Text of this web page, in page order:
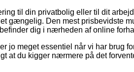
til din privatbolig eller til dit
gængelig. Den mest prisbevidste
dig i nærheden af online
jo meget essentiel når vi har brug
at du kigger nærmere på det